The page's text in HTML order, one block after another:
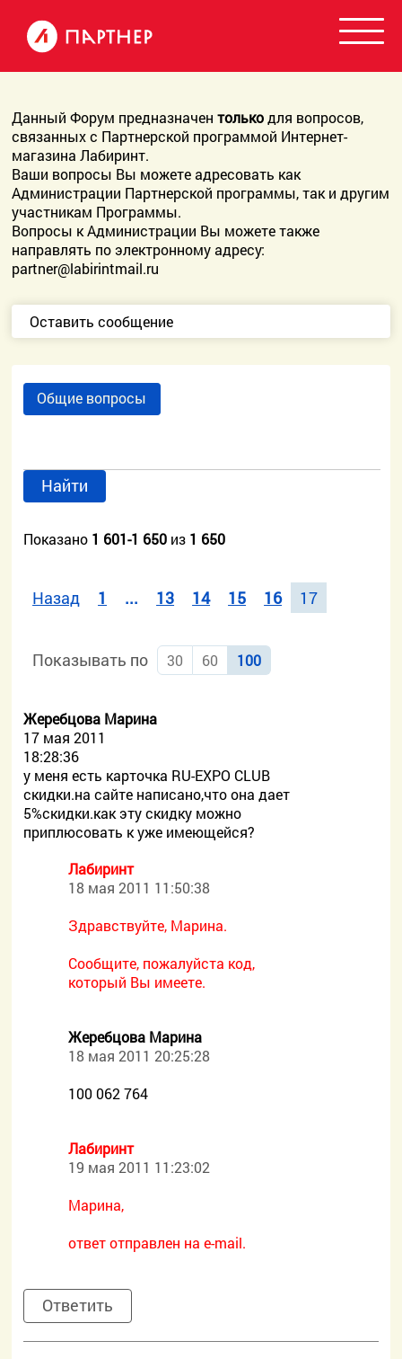
Данный Форум предназначентолькодля вопросов,
связанных с Партнерской программой Интернет-
магазина Лабиринт.
Ваши вопросы Вы можете адресовать как
Администрации Партнерской программы, так и другим
участникам Программы.
Вопросы к Администрации Вы можете также
направлять по электронному адресу:
partner@labirintmail.ru
Оставить сообщение
Общие вопросы
Найти
Показано 1 601-1 650 из 1 650
Назад 1 ... 13 14 15 16 17
Показывать по 30 60 100
Жеребцова Марина
17 мая 2011
18:28:36
у меня есть карточка RU-EXPO CLUB
скидки.на сайте написано,что она дает
5%скидки.как эту скидку можно
приплюсовать к уже имеющейся?
Лабиринт
18 мая 2011 11:50:38
Здравствуйте, Марина.
Сообщите, пожалуйста код,
который Вы имеете.
Жеребцова Марина
18 мая 2011 20:25:28
100 062 764
Лабиринт
19 мая 2011 11:23:02
Марина,
ответ отправлен на e-mail.
Ответить